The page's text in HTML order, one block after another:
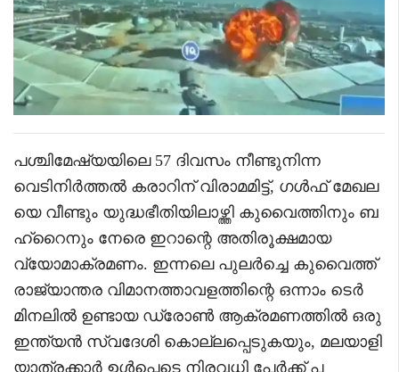
പശ്ചിമേഷ്യയിലെ 57 ദിവസം നീണ്ടുനിന്ന
വെടിനിർത്തൽ കരാറിന് വിരാമമിട്ട്, ഗൾഫ് മേഖല
യെ വീണ്ടും യുദ്ധഭീതിയിലാഴ്ത്തി കുവൈത്തിനും ബ
ഹ്റൈനും നേരെ ഇറാന്റെ അതിരൂക്ഷമായ
വ്യോമാക്രമണം. ഇന്നലെ പുലർച്ചെ കുവൈത്ത്
രാജ്യാന്തര വിമാനത്താവളത്തിന്റെ ഒന്നാം ടെർ
മിനലിൽ ഉണ്ടായ ഡ്രോൺ ആക്രമണത്തിൽ ഒരു
ഇന്ത്യൻ സ്വദേശി കൊല്ലപ്പെടുകയും, മലയാളി
യാത്രക്കാർ ഉൾപ്പെടെ നിരവധി പേർക്ക് പ